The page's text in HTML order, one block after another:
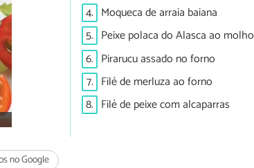
no Google
4. Moqueca de arraia baiana
5. Peixe polaca do Alasca ao molho
6. Pirarucu assado no forno
7. Filé de merluza ao forno
8. Filé de peixe com alcaparras